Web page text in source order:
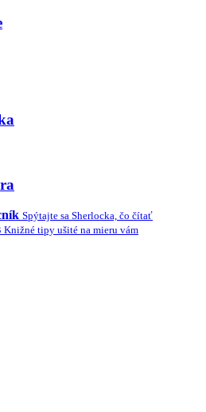
Spýtajte sa Sherlocka, čo čítať
Knižné tipy ušité na mieru vám